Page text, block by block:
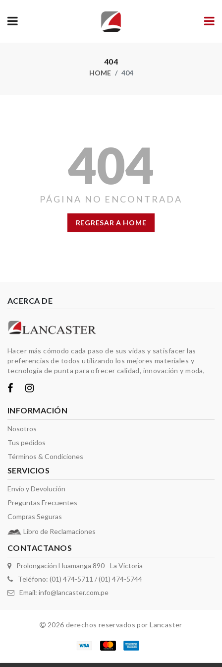
404
HOME 404
404
PÁGINA NO ENCONTRADA
REGRESAR A HOME
ACERCA DE
Hacer más cómodo cada paso de sus vidas y satisfacer las
preferencias de todos utilizando los mejores materiales y
tecnología de punta para ofrecer calidad, innovación y moda,
INFORMACIÓN
Nosotros
Tus pedidos
Términos & Condiciones
SERVICIOS
Envío y Devolución
Preguntas Frecuentes
Compras Seguras
Libro de Reclamaciones
CONTACTANOS
Prolongación Huamanga 890 - La Victoria
Teléfono: (01) 474-5711 / (01) 474-5744
Email: info@lancaster.com.pe
2026 derechos reservados por Lancaster